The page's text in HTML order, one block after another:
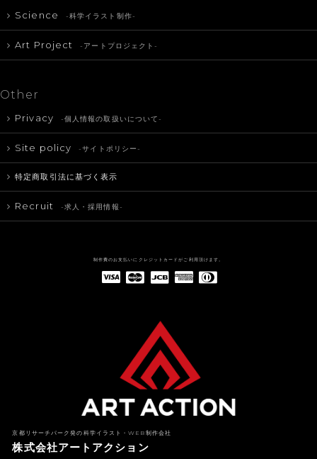
Science -科学イラスト制作-
Art Project -アートプロジェクト-
Other
Privacy -個人情報の取扱いについて-
Site policy -サイトポリシー-
特定商取引法に基づく表示
Recruit -求人・採用情報-
制作費のお支払いにクレジットカードがご利用頂けます。
京都リサーチパーク発の科学イラスト・WEB制作会社
株式会社アートアクション